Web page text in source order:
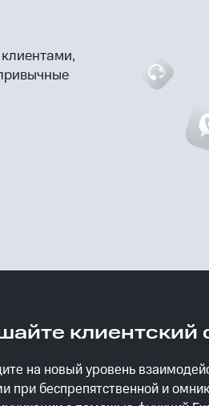
клиентский
на новый уровень
при беспрепятственной и